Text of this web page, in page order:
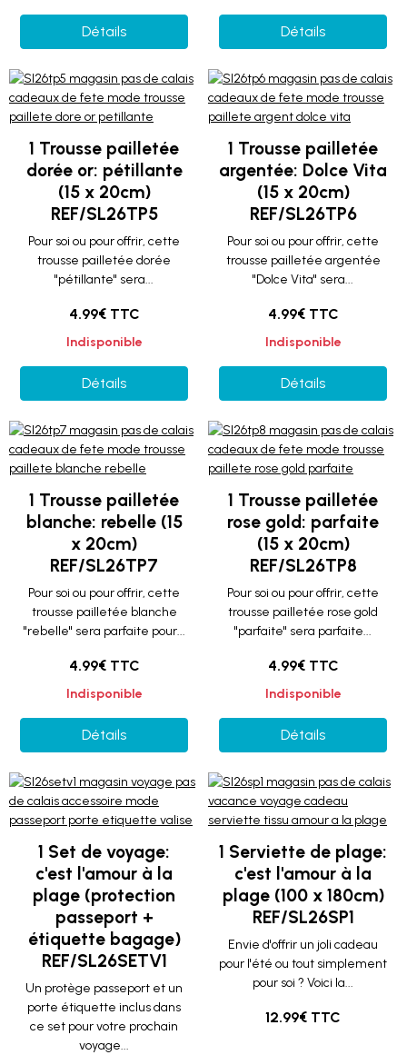
Détails Détails
1 Trousse pailletée
dorée or: pétillante
(15 x 20cm)
REF/SL26TP5
Pour soi ou pour offrir, cette
trousse pailletée dorée
"pétillante" sera...
4.99€ TTC
Indisponible
Détails
1 Trousse pailletée
argentée: Dolce Vita
(15 x 20cm)
REF/SL26TP6
Pour soi ou pour offrir, cette
trousse pailletée argentée
"Dolce Vita" sera...
4.99€ TTC
Indisponible
Détails
1 Trousse pailletée
blanche: rebelle (15
x 20cm)
REF/SL26TP7
Pour soi ou pour offrir, cette
trousse pailletée blanche
"rebelle" sera parfaite pour...
4.99€ TTC
Indisponible
Détails
1 Trousse pailletée
rose gold: parfaite
(15 x 20cm)
REF/SL26TP8
Pour soi ou pour offrir, cette
trousse pailletée rose gold
"parfaite" sera parfaite...
4.99€ TTC
Indisponible
Détails
1 Set de voyage:
c'est l'amour à la
plage (protection
passeport +
étiquette bagage)
REF/SL26SETV1
Un protège passeport et un
porte étiquette inclus dans
ce set pour votre prochain
voyage...
1 Serviette de plage:
c'est l'amour à la
plage (100 x 180cm)
REF/SL26SP1
Envie d'offrir un joli cadeau
pour l'été ou tout simplement
pour soi ? Voici la...
12.99€ TTC